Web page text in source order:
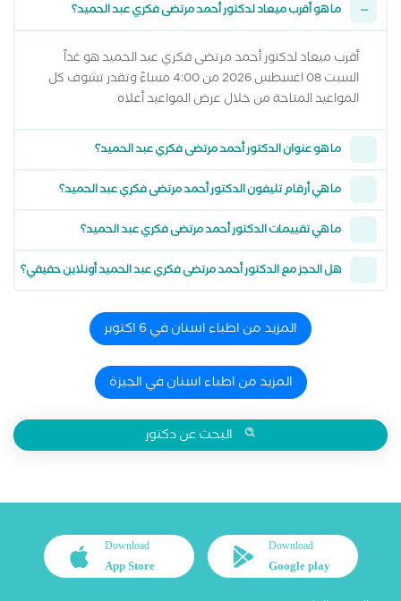
ما هو أقرب ميعاد لدكتور أحمد مرتضى فكري عبد الحميد؟
أقرب ميعاد لدكتور أحمد مرتضى فكري عبد الحميد هو غداً
السبت 08 اغسطس 2026 من 4:00 مساءً وتقدر تشوف كل
المواعيد المتاحة من خلال عرض المواعيد أعلاه
ما هو عنوان الدكتور أحمد مرتضى فكري عبد الحميد؟
ما هي أرقام تليفون الدكتور أحمد مرتضى فكري عبد الحميد؟
ما هي تقييمات الدكتور أحمد مرتضى فكري عبد الحميد؟
هل الحجز مع الدكتور أحمد مرتضى فكري عبد الحميد أونلاين حقيقي؟
المزيد من اطباء اسنان في 6 اكتوبر
المزيد من اطباء اسنان في الجيزة
البحث عن دكتور
Download
Google play
Download
App Store